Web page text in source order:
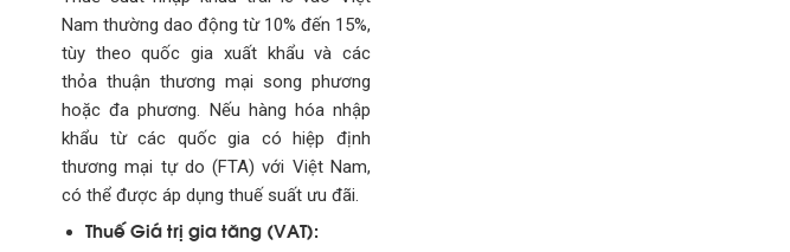
Nam thường dao động từ 10% đến 15%,
tùy theo quốc gia xuất khẩu và các
thỏa thuận thương mại song phương
hoặc đa phương. Nếu hàng hóa nhập
khẩu từ các quốc gia có hiệp định
thương mại tự do (FTA) với Việt Nam,
có thể được áp dụng thuế suất ưu đãi.
Thuế Giá trị gia tăng (VAT):